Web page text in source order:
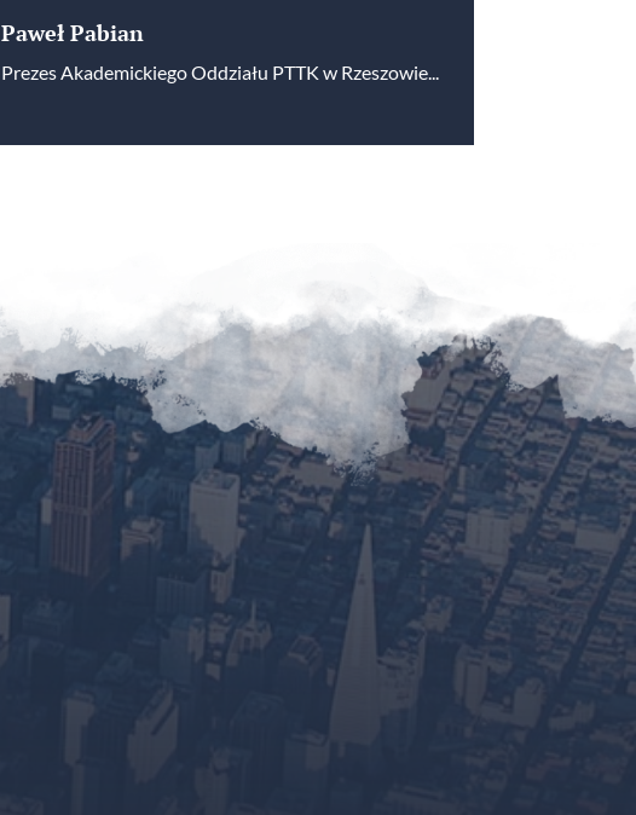
Paweł Pabian
Prezes Akademickiego Oddziału PTTK w Rzeszowie...